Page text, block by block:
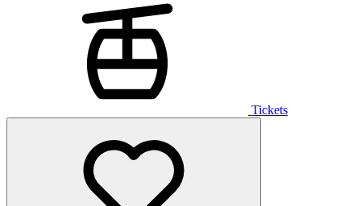
Tickets